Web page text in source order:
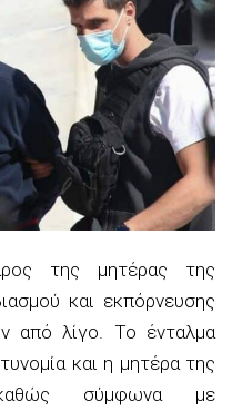
της μητέρας της
και εκπόρνευσης
από λίγο. Το ένταλμα
και η μητέρα της
σύμφωνα με